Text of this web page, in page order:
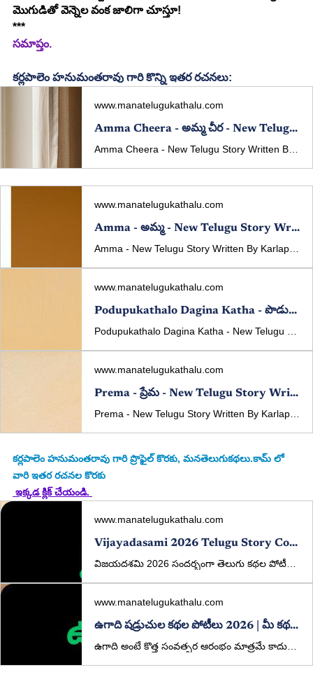
మొగుడితో వెన్నెల వంక జాలిగా చూస్తూ!
***
సమాప్తం.
కర్లపాలెం హనుమంతరావు గారి కొన్ని ఇతర రచనలు:
www.manatelugukathalu.com
Amma Cheera - అమ్మ చీర - New Telugu Story Written By Karlapalem Hanumantha Rao
www.manatelugukathalu.com
Amma - అమ్మ - New Telugu Story Written By Karlapalem Hanumantha Rao
www.manatelugukathalu.com
Podupukathalo Dagina Katha - పొడుపుకథలో దాగిన కథ - New Telugu Story Written By Karlapalem Hanumantha Rao
www.manatelugukathalu.com
Prema - ప్రేమ - New Telugu Story Written By Karlapalem Hanumantha Rao
కర్లపాలెం హనుమంతరావు గారి ప్రొఫైల్ కొరకు, మనతెలుగుకథలు.కామ్ లో
వారి ఇతర రచనల కొరకు
ఇక్కడ క్లిక్ చేయండి.
www.manatelugukathalu.com
Vijayadasami 2026 Telugu Story Competition | Win ₹5000 | ManaTeluguKathalu
www.manatelugukathalu.com
ఉగాది షడ్రుచుల కథల పోటీలు 2026 | మీ కథతో జీవిత రుచులు చెప్పండి!